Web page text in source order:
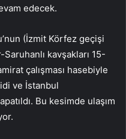
edecek.
(İzmit Körfez geçişi
kavşakları 15-
çalışması hasebiyle
ve İstanbul
Bu kesimde ulaşım